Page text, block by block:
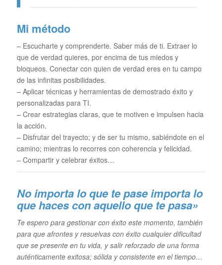
Mi método
– Escucharte y comprenderte. Saber más de ti. Extraer lo
que de verdad quieres, por encima de tus miedos y
bloqueos. Conectar con quien de verdad eres en tu campo
de las infinitas posibilidades.
– Aplicar técnicas y herramientas de demostrado éxito y
personalizadas para TI.
– Crear estrategias claras, que te motiven e impulsen hacia
la acción.
– Disfrutar del trayecto; y de ser tu mismo, sabiéndote en el
camino; mientras lo recorres con coherencia y felicidad.
– Compartir y celebrar éxitos…
No importa lo que te pase importa lo
que haces con aquello que te pasa»
Te espero para gestionar con éxito este momento, también
para que afrontes y resuelvas con éxito cualquier dificultad
que se presente en tu vida, y salir reforzado de una forma
auténticamente exitosa; sólida y consistente en el tiempo…